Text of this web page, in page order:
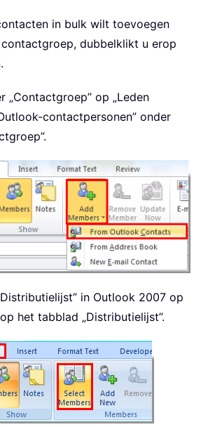
in bulk wilt toevoegen
dubbelklikt u erop
„Contactgroep” op „Leden
contactpersonen” onder
in Outlook 2007 op
het tabblad „Distributielijst”.